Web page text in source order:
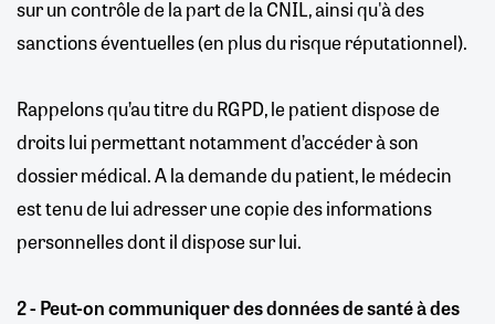
sur un contrôle de la part de la CNIL, ainsi qu'à des
sanctions éventuelles (en plus du risque réputationnel).
Rappelons qu’au titre du RGPD, le patient dispose de
droits lui permettant notamment d’accéder à son
dossier médical. A la demande du patient, le médecin
est tenu de lui adresser une copie des informations
personnelles dont il dispose sur lui.
2 - Peut-on communiquer des données de santé à des